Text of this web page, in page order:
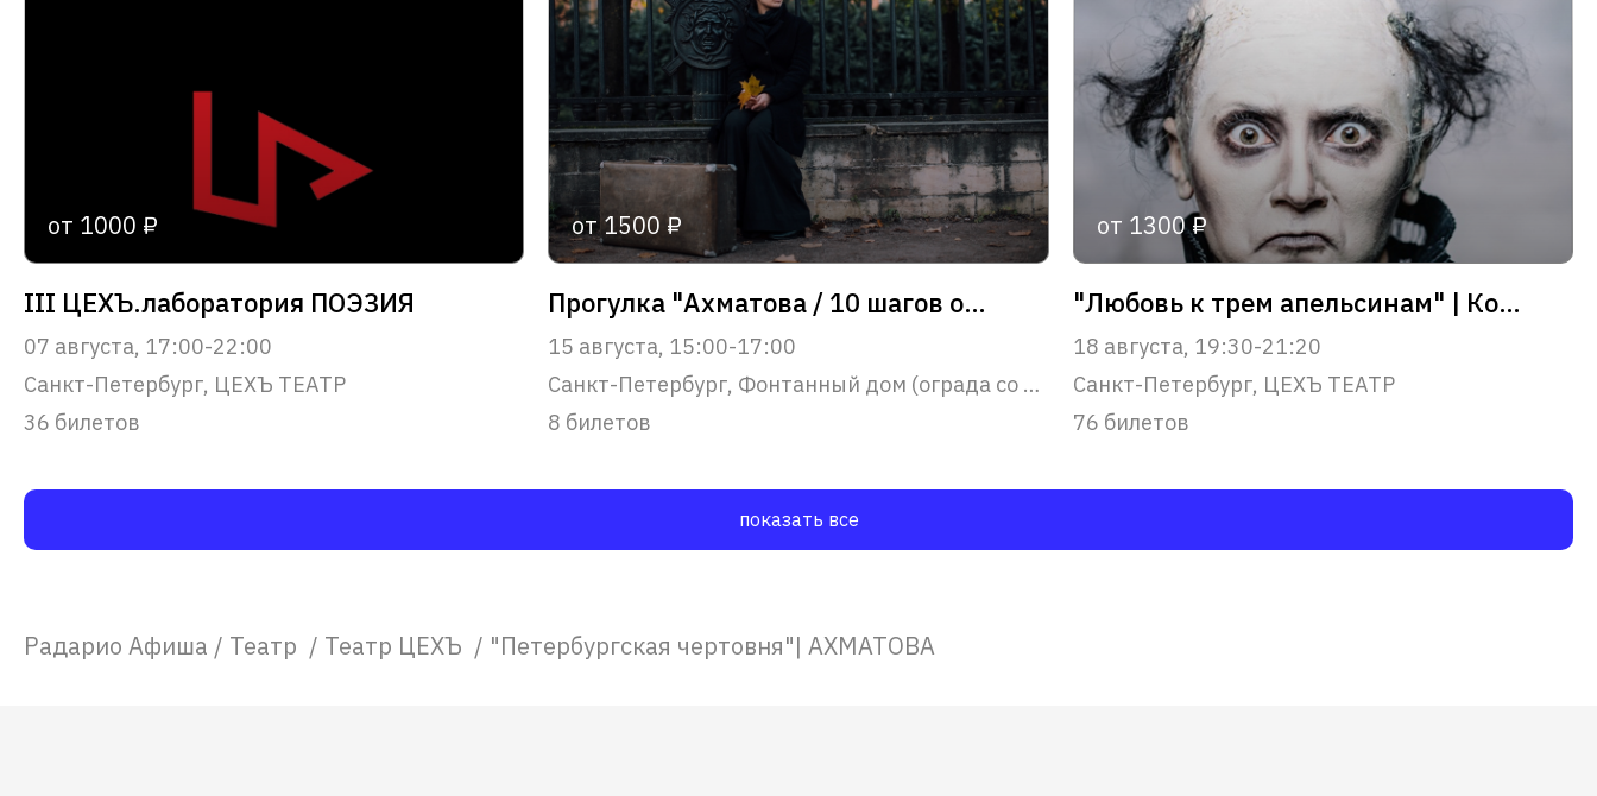
от 1000 ₽
III ЦЕХЪ.лаборатория ПОЭЗИЯ
07 августа, 17:00-22:00
Санкт-Петербург, ЦЕХЪ ТЕАТР
36 билетов
от 1500 ₽
Прогулка "Ахматова / 10 шагов от Фонтанного дома до Крестов"
15 августа, 15:00-17:00
Санкт-Петербург, Фонтанный дом (ограда со стороны набережной реки Фонтанки)
8 билетов
от 1300 ₽
"Любовь к трем апельсинам" | Комедия для всей семьи!
18 августа, 19:30-21:20
Санкт-Петербург, ЦЕХЪ ТЕАТР
76 билетов
показать все
Радарио Афиша / Театр / Театр ЦЕХЪ / "Петербургская чертовня"| АХМАТОВА